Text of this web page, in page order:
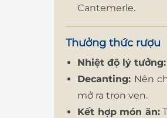
Cantemerle.
Thưởng thức rượu
Nhiệt độ lý tưởng:
Decanting: Nên
mở ra trọn vẹn.
Kết hợp món ăn: